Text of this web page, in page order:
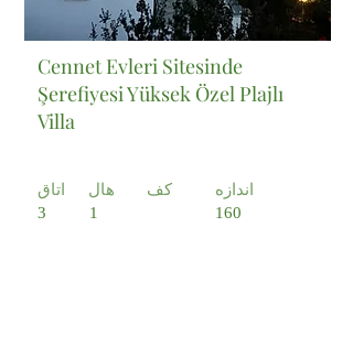
Cennet Evleri Sitesinde
Şerefiyesi Yüksek Özel Plajlı
Villa
اتاق
3
هال
1
کف
اندازه
160